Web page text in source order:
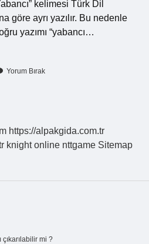
kelimesi Türk Dil
göre ayrı yazılır. Bu nedenle
yazımı “yabancı…
Yorum Bırak
https://alpakgida.com.tr
knight online nttgame Sitemap
mi ?